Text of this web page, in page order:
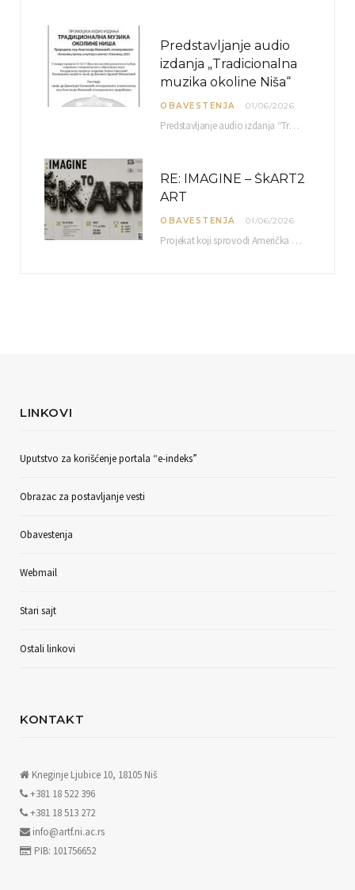
Predstavljanje audio
izdanja „Tradicionalna
muzika okoline Niša“
OBAVESTENJA 01/06/2026
Predstavljanje audio izdanja “Tradicionalna muzika okoline Niša” organizuje se u okviru projekta O-10-17 Muzičko nasleđe jugoistočne…
RE: IMAGINE – ŠkART2
ART
OBAVESTENJA 01/06/2026
Projekat koji sprovodi Američka privredna komora uz podrŝku kompanije Philip Morris International, sa ciljem povezivanja…
LINKOVI
Uputstvo za korišćenje portala “e-indeks”
Obrazac za postavljanje vesti
Obavestenja
Webmail
Stari sajt
Ostali linkovi
KONTAKT
Kneginje Ljubice 10, 18105 Niš
+381 18 522 396
+381 18 513 272
info@artf.ni.ac.rs
PIB: 101756652